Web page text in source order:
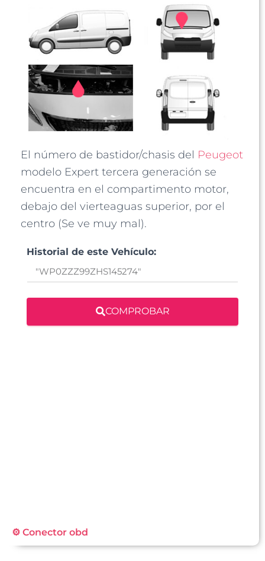
El número de bastidor/chasis del Peugeot
modelo Expert tercera generación se
encuentra en el compartimento motor,
debajo del vierteaguas superior, por el
centro (Se ve muy mal).
Historial de este Vehículo:
COMPROBAR
⚙️ Conector obd